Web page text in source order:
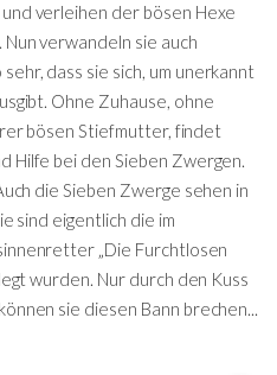
verleihen der bösen Hexe
verwandeln sie auch
dass sie sich, um unerkannt
Ohne Zuhause, ohne
bösen Stiefmutter, findet
Hilfe bei den Sieben Zwergen.
die Sieben Zwerge sehen in
sind eigentlich die im
„Die Furchtlosen
wurden. Nur durch den Kuss
sie diesen Bann brechen...